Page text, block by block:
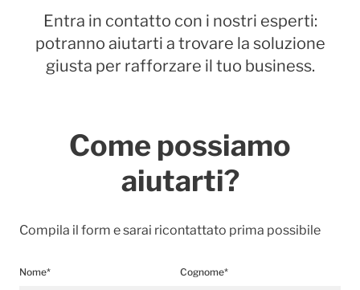
Entra in contatto con i nostri esperti:
potranno aiutarti a trovare la soluzione
giusta per rafforzare il tuo business.
Come possiamo
aiutarti?
Compila il form e sarai ricontattato prima possibile
Nome* Cognome*